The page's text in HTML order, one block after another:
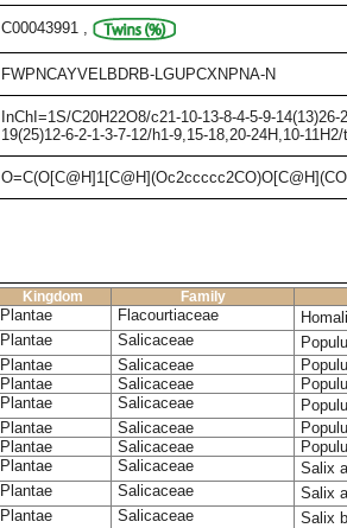
C00043991 ,
FWPNCAYVELBDRB-LGUPCXNPNA-N
InChI=1S/C20H22O8/c21-10-13-8-4-5-9-
19(25)12-6-2-1-3-7-12/h1-9,15-18,20-24H,10-
Kingdom Family
Plantae Flacourtiaceae
Plantae
Salicaceae
Plantae
Salicaceae
Plantae
Salicaceae
Plantae
Salicaceae
Plantae
Salicaceae
Plantae
Salicaceae
Plantae
Salicaceae
Salix
Plantae
Salicaceae
Salix
Plantae
Salicaceae
Salix